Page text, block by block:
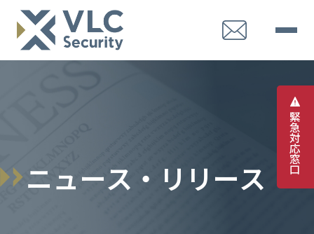
緊
急
対
応
窓
口
ニュース ・ リ リ ース